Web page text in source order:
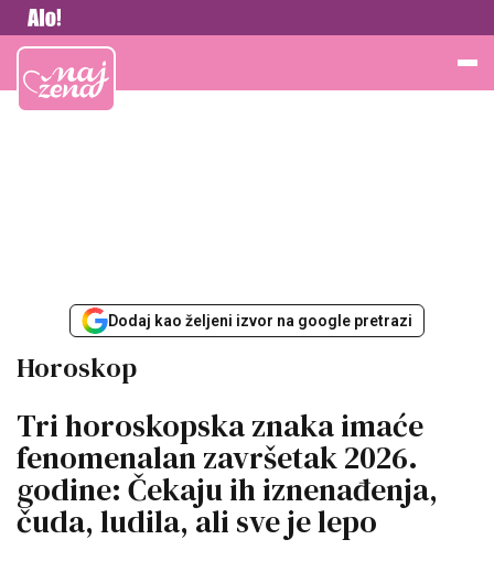
Vesti
Najžena
Dodaj kao željeni izvor na google pretrazi
Horoskop
Tri horoskopska znaka imaće
fenomenalan završetak 2026.
godine: Čekaju ih iznenađenja,
čuda, ludila, ali sve je lepo